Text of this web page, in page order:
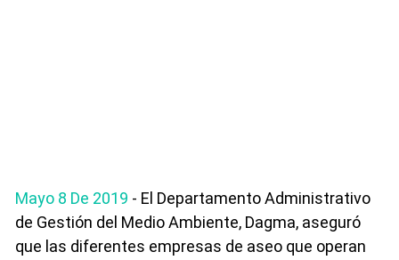
Mayo 8 De 2019 - El Departamento Administrativo
de Gestión del Medio Ambiente, Dagma, aseguró
que las diferentes empresas de aseo que operan